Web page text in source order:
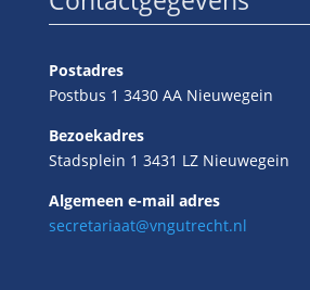
Postadres
Postbus 1 3430 AA Nieuwegein
Bezoekadres
Stadsplein 1 3431 LZ Nieuwegein
Algemeen e-mail adres
secretariaat@vngutrecht.nl